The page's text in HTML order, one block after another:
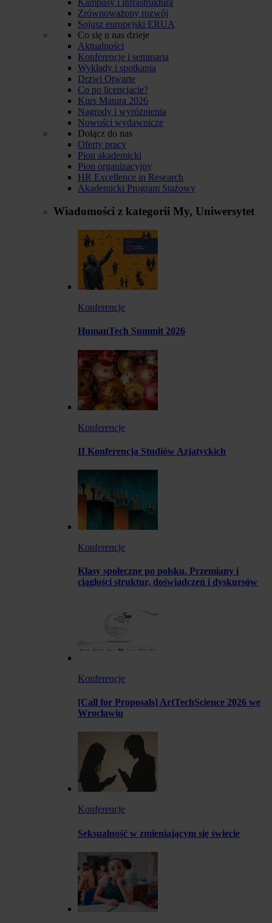
Zrównoważony rozwój
Sojusz europejski ERUA
Co się u nas dzieje
Aktualności
Konferencje i seminaria
Wykłady i spotkania
Drzwi Otwarte
Co po licencjacie?
Kurs Matura 2026
Nagrody i wyróżnienia
Nowości wydawnicze
Dołącz do nas
Oferty pracy
Pion akademicki
Pion organizacyjny
HR Excellence in Research
Akademicki Program Stażowy
Wiadomości z kategorii My, Uniwersytet
Konferencje
HumanTech Summit 2026
Konferencje
II Konferencja Studiów Azjatyckich
Konferencje
Klasy społeczne po polsku. Przemiany i
ciągłości struktur, doświadczeń i dyskursów
Konferencje
[Call for Proposals] ArtTechScience 2026 we
Wrocławiu
Konferencje
Seksualność w zmieniającym się świecie